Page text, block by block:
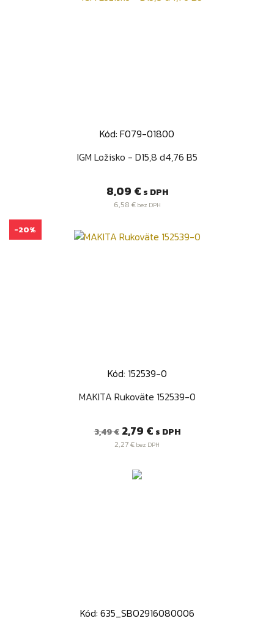
Kód: F079-01800
IGM Ložisko - D15,8 d4,76 B5
Cena
8,09 € s DPH
6,58 €bez DPH
Kód: 152539-0
MAKITA Rukoväte 152539-0
Bežná
cena
3,49 € Cena
2,79 € s DPH
2,27 € bez DPH
-20%
Kód: 635_SBO2916080006